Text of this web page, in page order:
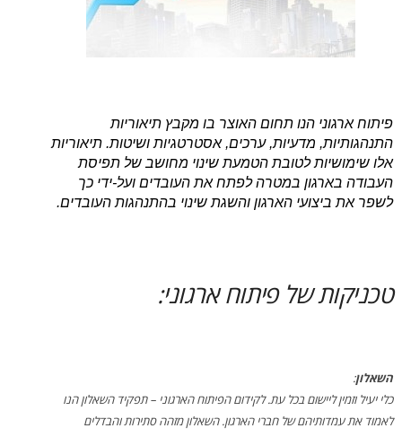
פיתוח ארגוני הנו תחום האוצר בו מקבץ תיאוריות
התנהגותיות, מדעיות, ערכים, אסטרטגיות ושיטות. תיאוריות
אלו שימושיות לטובת הטמעת שינוי מחושב של תפיסת
העבודה בארגון במטרה לפתח את העובדים ועל-ידי כך
לשפר את ביצועי הארגון והשגת שינוי בהתנהגות העובדים.
טכניקות של פיתוח ארגוני:
השאלון:
כלי יעיל וזמין ליישום בכל עת. לקידום הפיתוח הארגוני – תפקיד השאלון הנו
לאמוד את עמדותיהם של חברי הארגון. השאלון מזהה סתירות והבדלים